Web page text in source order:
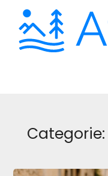
content
content
Categorie: